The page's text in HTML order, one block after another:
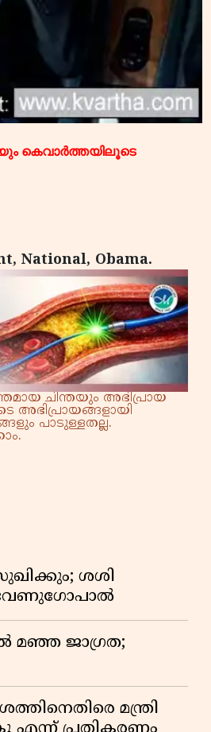
കെവാര്‍ത്തയിലൂടെ
National, Obama.
ചിന്തയും അഭിപ്രായ
അഭിപ്രായങ്ങളായി
പാടുള്ളതല്ല.
ശശി
വേണുഗോപാൽ
മഞ്ഞ ജാഗ്രത;
മന്ത്രി